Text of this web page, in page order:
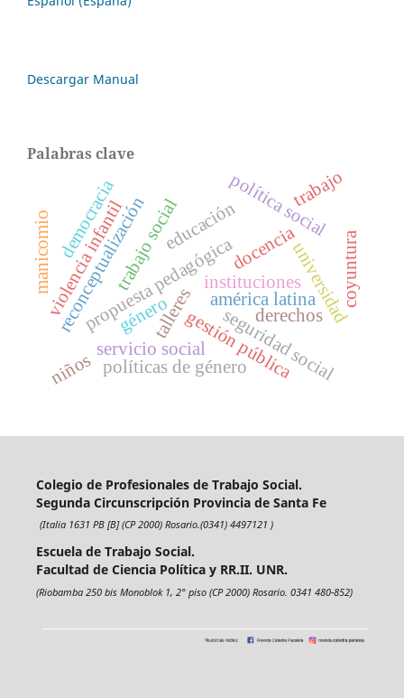
Descargar Manual
Palabras clave
talleres
trabajo social
propuesta pedagógicainstituciones
reconceptualización américa latina
gestión pública
violencia infantil universidad
educacióndocencia
política social
democracia
servicio social seguridad social
género
políticas de género
manicomio
niños
derechos
coyuntura
trabajo
Colegio de Profesionales de Trabajo Social.
Segunda Circunscripción Provincia de Santa Fe
(Italia 1631 PB [B] (CP 2000) Rosario.(0341) 4497121 )
Escuela de Trabajo Social.
Facultad de Ciencia Política y RR.II. UNR.
(Riobamba 250 bis Monoblok 1, 2° piso (CP 2000) Rosario. 0341 480-852)